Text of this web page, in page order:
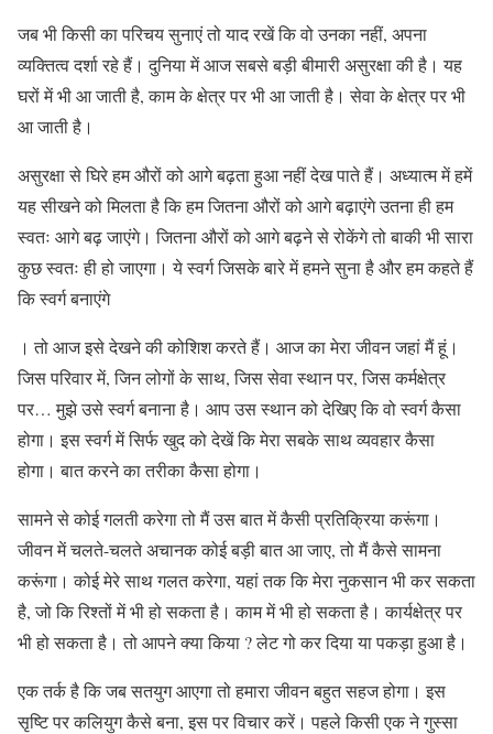
जब भी किसी का परिचय सुनाएं तो याद रखें कि वो उनका नहीं, अपना
व्यक्तित्व दर्शा रहे हैं। दुनिया में आज सबसे बड़ी बीमारी असुरक्षा की है। यह
घरों में भी आ जाती है, काम के क्षेत्र पर भी आ जाती है। सेवा के क्षेत्र पर भी
आ जाती है।
असुरक्षा से घिरे हम औरों को आगे बढ़ता हुआ नहीं देख पाते हैं। अध्यात्म में हमें
यह सीखने को मिलता है कि हम जितना औरों को आगे बढ़ाएंगे उतना ही हम
स्वतः आगे बढ़ जाएंगे। जितना औरों को आगे बढ़ने से रोकेंगे तो बाकी भी सारा
कुछ स्वतः ही हो जाएगा। ये स्वर्ग जिसके बारे में हमने सुना है और हम कहते हैं
कि स्वर्ग बनाएंगे
। तो आज इसे देखने की कोशिश करते हैं। आज का मेरा जीवन जहां मैं हूं।
जिस परिवार में, जिन लोगों के साथ, जिस सेवा स्थान पर, जिस कर्मक्षेत्र
पर… मुझे उसे स्वर्ग बनाना है। आप उस स्थान को देखिए कि वो स्वर्ग कैसा
होगा। इस स्वर्ग में सिर्फ खुद को देखें कि मेरा सबके साथ व्यवहार कैसा
होगा। बात करने का तरीका कैसा होगा।
सामने से कोई गलती करेगा तो मैं उस बात में कैसी प्रतिक्रिया करूंगा।
जीवन में चलते-चलते अचानक कोई बड़ी बात आ जाए, तो मैं कैसे सामना
करूंगा। कोई मेरे साथ गलत करेगा, यहां तक कि मेरा नुकसान भी कर सकता
है, जो कि रिश्तों में भी हो सकता है। काम में भी हो सकता है। कार्यक्षेत्र पर
भी हो सकता है। तो आपने क्या किया ? लेट गो कर दिया या पकड़ा हुआ है।
एक तर्क है कि जब सतयुग आएगा तो हमारा जीवन बहुत सहज होगा। इस
सृष्टि पर कलियुग कैसे बना, इस पर विचार करें। पहले किसी एक ने गुस्सा